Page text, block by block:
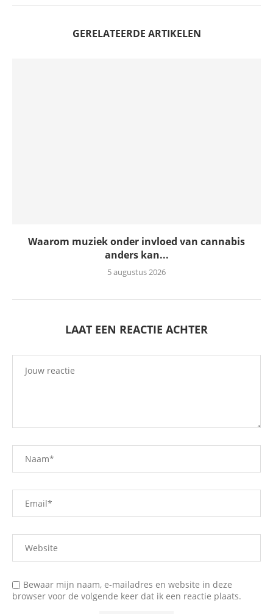
GERELATEERDE ARTIKELEN
Waarom muziek onder invloed van cannabis
anders kan...
5 augustus 2026
LAAT EEN REACTIE ACHTER
Bewaar mijn naam, e-mailadres en website in deze
browser voor de volgende keer dat ik een reactie plaats.